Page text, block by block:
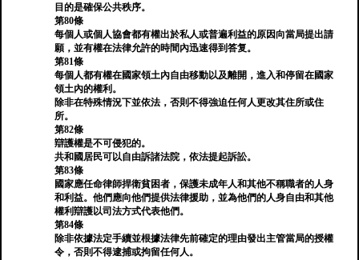
目的是確保公共秩序。
第80條
每個人或個人協會都有權出於私人或普遍利益的原因向當局提出請
願，並有權在法律允許的時間內迅速得到答复。
第81條
每個人都有權在國家領土內自由移動以及離開，進入和停留在國家
領土內的權利。
除非在特殊情況下並依法，否則不得強迫任何人更改其住所或住
所。
第82條
辯護權是不可侵犯的。
共和國居民可以自由訴諸法院，依法提起訴訟。
第83條
國家應任命律師捍衛貧困者，保護未成年人和其他不稱職者的人身
和利益。他們應向他們提供法律援助，並為他們的人身自由和其他
權利辯護以司法方式代表他們。
第84條
除非依據法定手續並根據法律先前確定的理由發出主管當局的授權
令，否則不得逮捕或拘留任何人。